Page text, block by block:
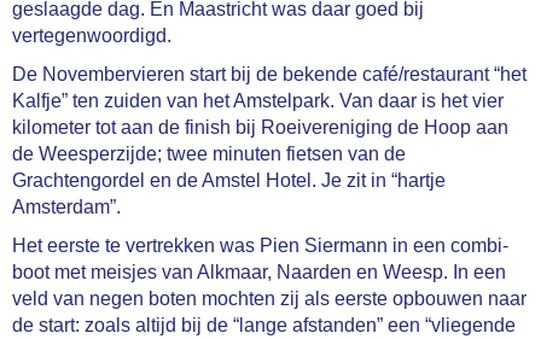
geslaagde dag. En Maastricht was daar goed bij
vertegenwoordigd.
De Novembervieren start bij de bekende café/restaurant “het
Kalfje” ten zuiden van het Amstelpark. Van daar is het vier
kilometer tot aan de finish bij Roeivereniging de Hoop aan
de Weesperzijde; twee minuten fietsen van de
Grachtengordel en de Amstel Hotel. Je zit in “hartje
Amsterdam”.
Het eerste te vertrekken was Pien Siermann in een combi-
boot met meisjes van Alkmaar, Naarden en Weesp. In een
veld van negen boten mochten zij als eerste opbouwen naar
de start: zoals altijd bij de “lange afstanden” een “vliegende